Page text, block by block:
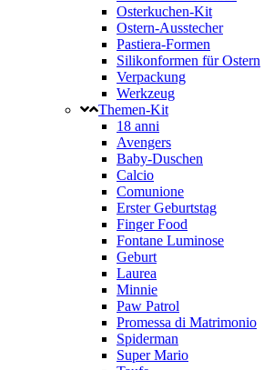
Osterkuchen-Kit
Ostern-Ausstecher
Pastiera-Formen
Silikonformen für Ostern
Verpackung
Werkzeug
Themen-Kit
18 anni
Avengers
Baby-Duschen
Calcio
Comunione
Erster Geburtstag
Finger Food
Fontane Luminose
Geburt
Laurea
Minnie
Paw Patrol
Promessa di Matrimonio
Spiderman
Super Mario